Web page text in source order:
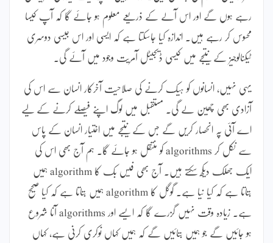
رہے ہوں گے اور اس آلے کے ذریعے معلوم ہو جائے گا کہ آپ کیسا
محسوس کر رہے ہیں۔ اندازہ کیا جاسکتا ہے کہ ایسی اور اس جیسی دوسری
ٹیکنالوجیز کے نتیجے میں کیسی ڈیجیٹل آمریت وجود میں آئے گی۔
یہی نہیں، انسانوں کو ہیک کرنے کی صلاحیت آخرکار انسان سے اس کی
آزادی بھی چھین لے گی۔ مستقبل میں لوگ اپنے فیصلے کرنے کے لیے
اے آئی پہ انحصار کریں گے جس کے نتیجے میں اختیار انسان کے پاس
سے نکل کر algorithms کو منتقل ہو جائے گا۔ ہم آج بھی اس کی
ایک جھلک دیکھ سکتے ہیں۔ آج بھی فیس بک کا algorithm ہمیں
بتاتا ہے کہ کیا نیا ہے۔ گوگل کا algorithm ہمیں بتاتا ہے کہ کیا صحیح
ہے۔ زیادہ وقت نہیں گزرے گا کہ ایسے اور algorithms آنا شروع
ہو جائیں گے جو ہمیں بتائیں گے کہ ہمیں کہاں نوکری کرنی ہے، کہاں